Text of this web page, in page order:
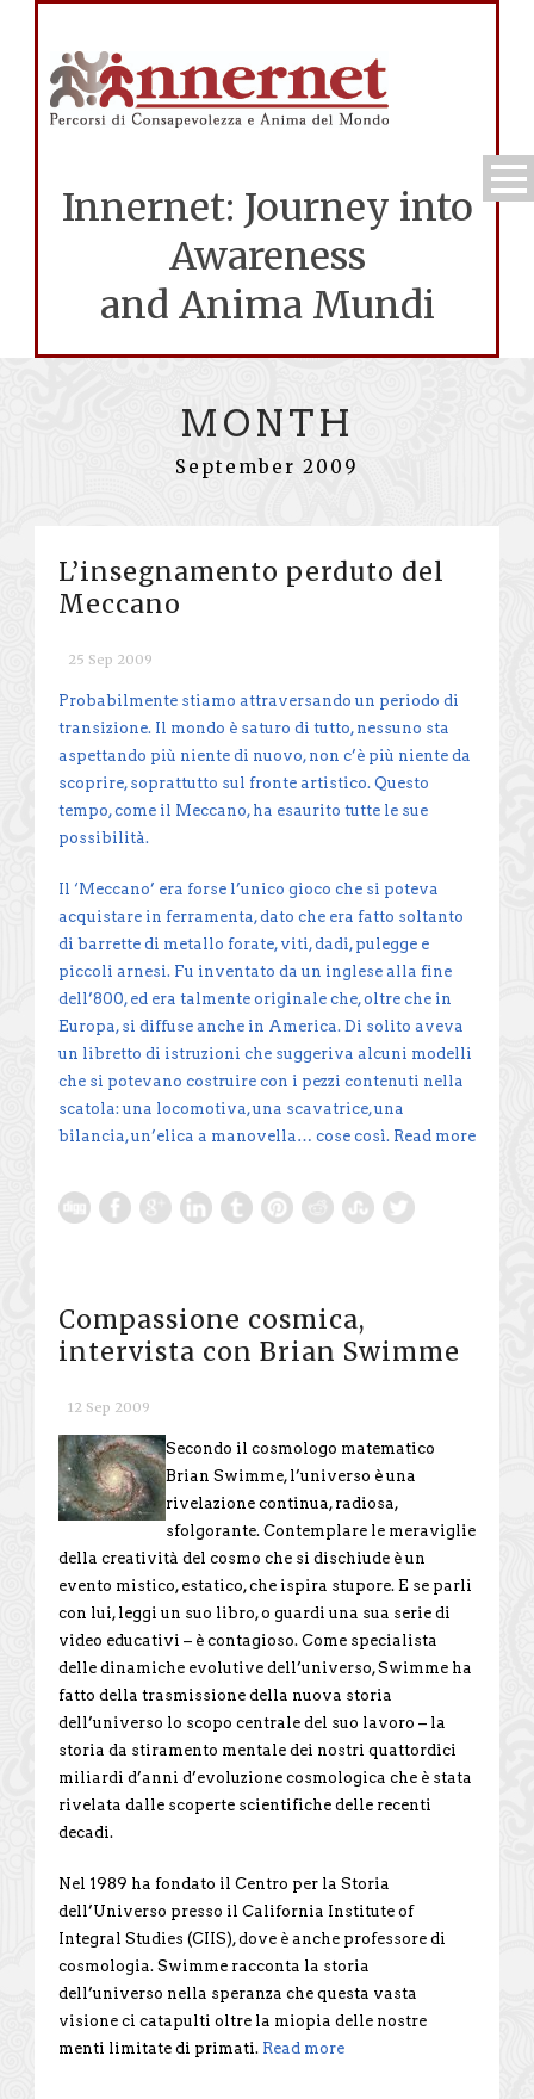
Innernet: Journey into
Awareness
and Anima Mundi
MONTH
September 2009
L’insegnamento perduto del
Meccano
25 Sep 2009
Probabilmente stiamo attraversando un periodo di
transizione. Il mondo è saturo di tutto, nessuno sta
aspettando più niente di nuovo, non c’è più niente da
scoprire, soprattutto sul fronte artistico. Questo
tempo, come il Meccano, ha esaurito tutte le sue
possibilità.
Il ‘Meccano’ era forse l’unico gioco che si poteva
acquistare in ferramenta, dato che era fatto soltanto
di barrette di metallo forate, viti, dadi, pulegge e
piccoli arnesi. Fu inventato da un inglese alla fine
dell’800, ed era talmente originale che, oltre che in
Europa, si diffuse anche in America. Di solito aveva
un libretto di istruzioni che suggeriva alcuni modelli
che si potevano costruire con i pezzi contenuti nella
scatola: una locomotiva, una scavatrice, una
bilancia, un’elica a manovella… cose così. Read more
Compassione cosmica,
intervista con Brian Swimme
12 Sep 2009
Secondo il cosmologo matematico
Brian Swimme, l’universo è una
rivelazione continua, radiosa,
sfolgorante. Contemplare le meraviglie
della creatività del cosmo che si dischiude è un
evento mistico, estatico, che ispira stupore. E se parli
con lui, leggi un suo libro, o guardi una sua serie di
video educativi – è contagioso. Come specialista
delle dinamiche evolutive dell’universo, Swimme ha
fatto della trasmissione della nuova storia
dell’universo lo scopo centrale del suo lavoro – la
storia da stiramento mentale dei nostri quattordici
miliardi d’anni d’evoluzione cosmologica che è stata
rivelata dalle scoperte scientifiche delle recenti
decadi.
Nel 1989 ha fondato il Centro per la Storia
dell’Universo presso il California Institute of
Integral Studies (CIIS), dove è anche professore di
cosmologia. Swimme racconta la storia
dell’universo nella speranza che questa vasta
visione ci catapulti oltre la miopia delle nostre
menti limitate di primati. Read more